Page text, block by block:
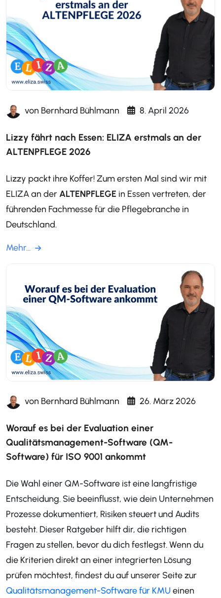
von Bernhard Bühlmann 8. April 2026
Lizzy fährt nach Essen: ELIZA erstmals an der
ALTENPFLEGE 2026
Lizzy packt ihre Koffer! Zum ersten Mal sind wir mit
ELIZA an derALTENPFLEGE in Essen vertreten, der
führenden Fachmesse für die Pflegebranche in
Deutschland.
Mehr...
von Bernhard Bühlmann 26. März 2026
Worauf es bei der Evaluation einer
Qualitätsmanagement-Software (QM-
Software) für ISO 9001 ankommt
Die Wahl einer QM-Software ist eine langfristige
Entscheidung. Sie beeinflusst, wie dein Unternehmen
Prozesse dokumentiert, Risiken steuert und Audits
besteht. Dieser Ratgeber hilft dir, die richtigen
Fragen zu stellen, bevor du dich festlegst. Wenn du
die Kriterien direkt an einer integrierten Lösung
prüfen möchtest, findest du auf unserer Seite zur
Qualitätsmanagement-Software für KMU einen